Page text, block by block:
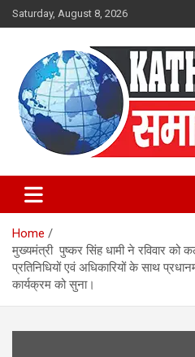
Skip
to
Saturday, August 8, 2026
Kathait
Uttarakhand
Uttarakhand
Home
मुख्यमंत्री पुष्कर सिंह धामी ने रविवार को
प्रतिनिधियों एवं अधिकारियों के साथ
कार्यक्रम को सुना।